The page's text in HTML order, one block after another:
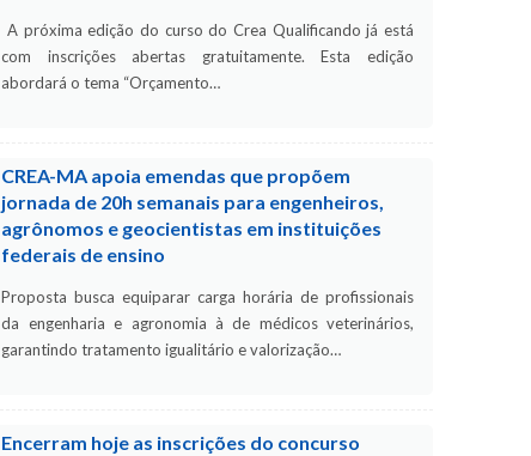
A próxima edição do curso do Crea Qualificando já está
com inscrições abertas gratuitamente. Esta edição
abordará o tema “Orçamento…
CREA-MA apoia emendas que propõem
jornada de 20h semanais para engenheiros,
agrônomos e geocientistas em instituições
federais de ensino
Proposta busca equiparar carga horária de profissionais
da engenharia e agronomia à de médicos veterinários,
garantindo tratamento igualitário e valorização…
Encerram hoje as inscrições do concurso